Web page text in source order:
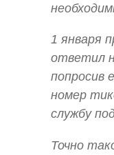
1 января
ответил
попросив
номер
службу
Точно